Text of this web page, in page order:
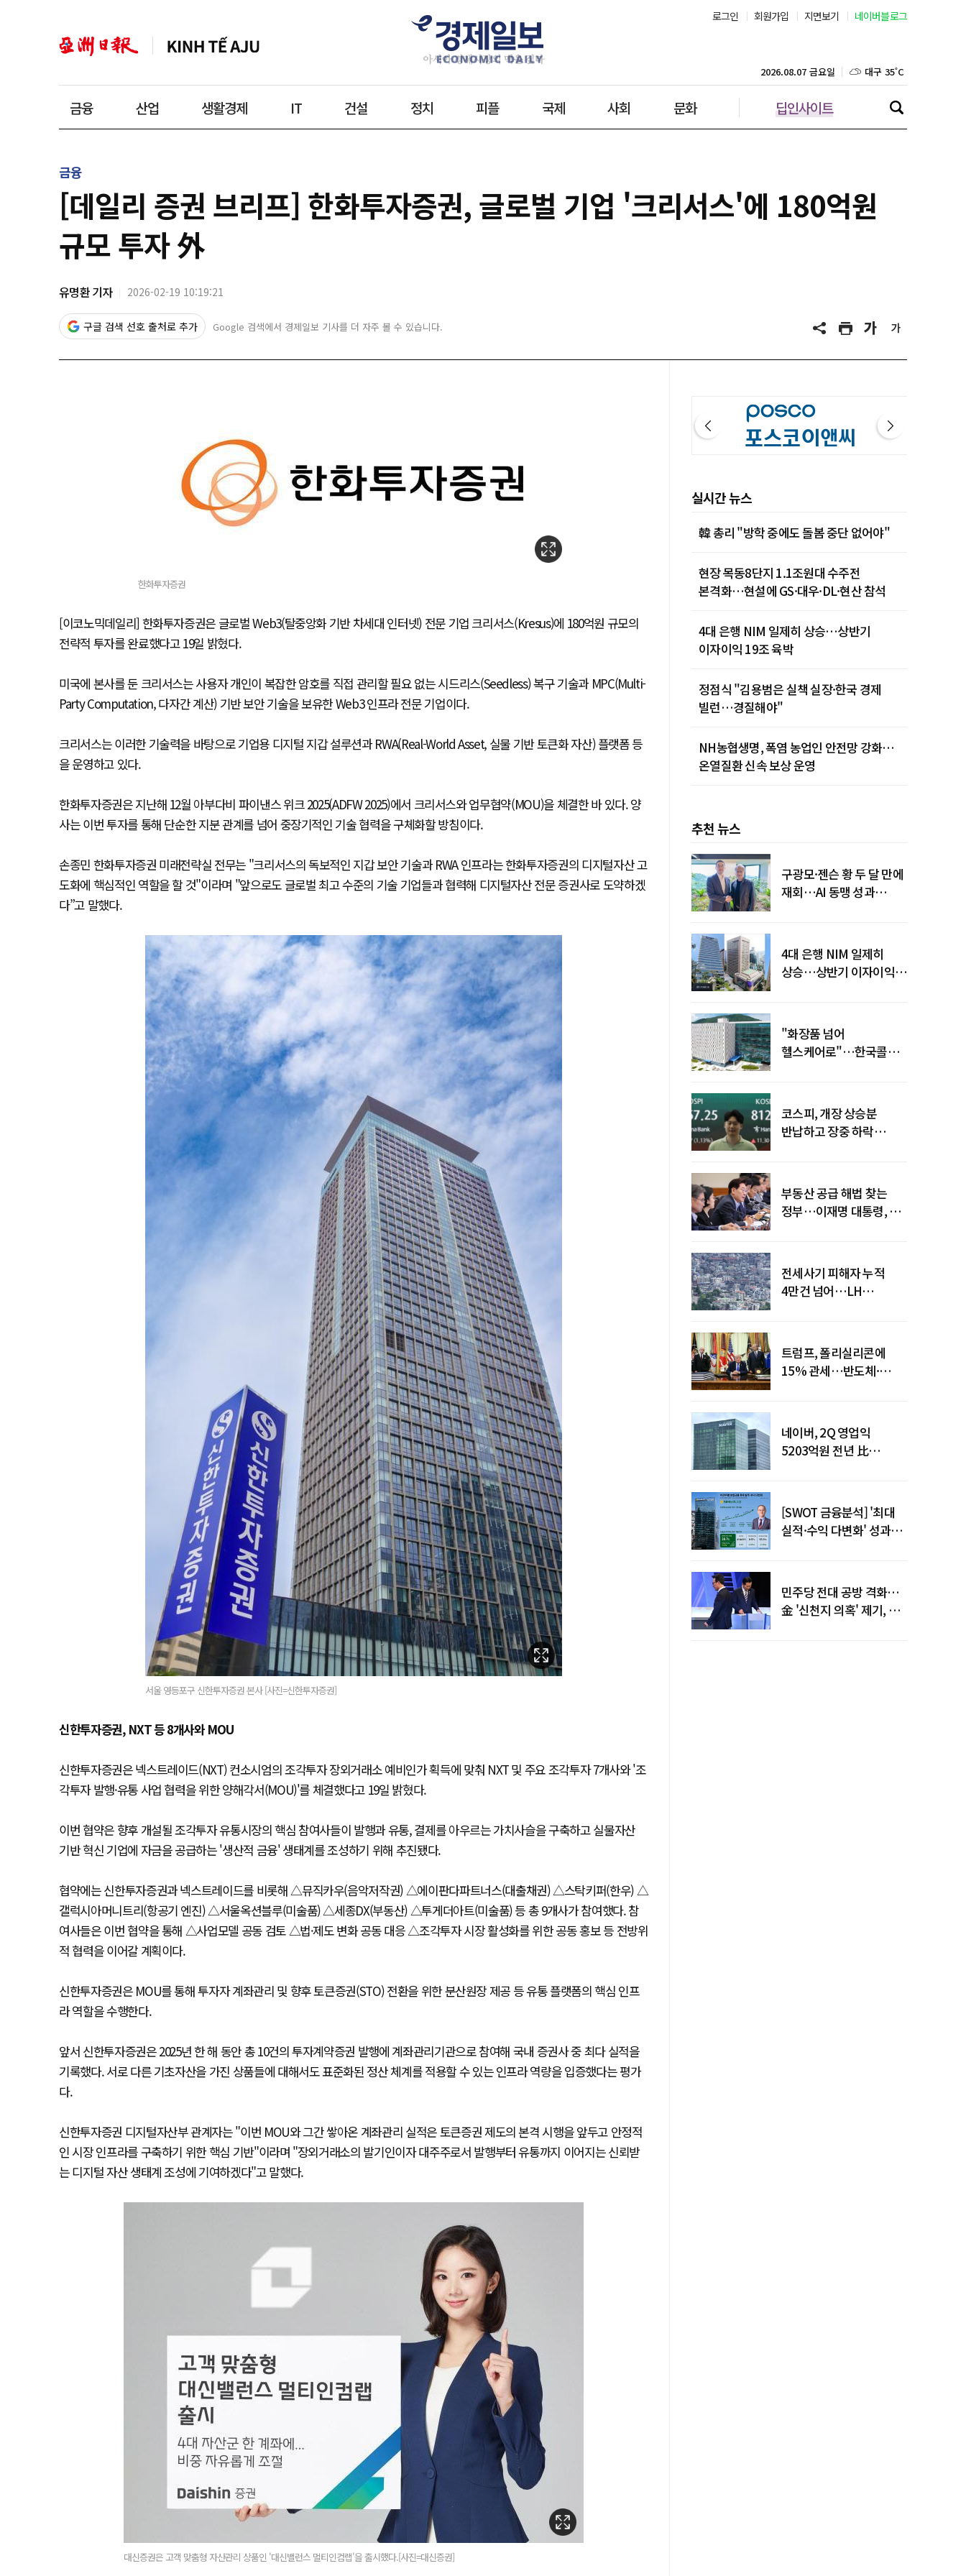
로그인 회원가입 지면보기 네이버블로그
금융 산업 생활경제 IT 건설 정치 피플 국제 사회 문화 딥인사이트
2026.08.07 금요일 대구 35˚C
인천 32˚C
울산 31˚C
금융
[데일리 증권 브리프] 한화투자증권, 글로벌 기업 '크리서스'에 180억원
규모 투자 外
유명환 기자 2026-02-19 10:19:21
구글 검색 선호 출처로 추가 Google 검색에서 경제일보 기사를 더 자주 볼 수 있습니다.
한화투자증권
[이코노믹데일리] 한화투자증권은 글로벌 Web3(탈중앙화 기반 차세대 인터넷) 전문 기업 크리서스(Kresus)에 180억원 규모의
전략적 투자를 완료했다고 19일 밝혔다.
미국에 본사를 둔 크리서스는 사용자 개인이 복잡한 암호를 직접 관리할 필요 없는 시드리스(Seedless) 복구 기술과 MPC(Multi-
Party Computation, 다자간 계산) 기반 보안 기술을 보유한 Web3 인프라 전문 기업이다.
크리서스는 이러한 기술력을 바탕으로 기업용 디지털 지갑 설루션과 RWA(Real-World Asset, 실물 기반 토큰화 자산) 플랫폼 등
을 운영하고 있다.
한화투자증권은 지난해 12월 아부다비 파이낸스 위크 2025(ADFW 2025)에서 크리서스와 업무협약(MOU)을 체결한 바 있다. 양
사는 이번 투자를 통해 단순한 지분 관계를 넘어 중장기적인 기술 협력을 구체화할 방침이다.
손종민 한화투자증권 미래전략실 전무는 "크리서스의 독보적인 지갑 보안 기술과 RWA 인프라는 한화투자증권의 디지털자산 고
도화에 핵심적인 역할을 할 것"이라며 "앞으로도 글로벌 최고 수준의 기술 기업들과 협력해 디지털자산 전문 증권사로 도약하겠
다”고 말했다.
서울 영등포구 신한투자증권 본사 [사진=신한투자증권]
신한투자증권, NXT 등 8개사와 MOU
신한투자증권은 넥스트레이드(NXT) 컨소시엄의 조각투자 장외거래소 예비인가 획득에 맞춰 NXT 및 주요 조각투자 7개사와 '조
각투자 발행·유통 사업 협력을 위한 양해각서(MOU)'를 체결했다고 19일 밝혔다.
이번 협약은 향후 개설될 조각투자 유통시장의 핵심 참여사들이 발행과 유통, 결제를 아우르는 가치사슬을 구축하고 실물자산
기반 혁신 기업에 자금을 공급하는 '생산적 금융' 생태계를 조성하기 위해 추진됐다.
협약에는 신한투자증권과 넥스트레이드를 비롯해 △뮤직카우(음악저작권) △에이판다파트너스(대출채권) △스탁키퍼(한우) △
갤럭시아머니트리(항공기 엔진) △서울옥션블루(미술품) △세종DX(부동산) △투게더아트(미술품) 등 총 9개사가 참여했다. 참
여사들은 이번 협약을 통해 △사업모델 공동 검토 △법·제도 변화 공동 대응 △조각투자 시장 활성화를 위한 공동 홍보 등 전방위
적 협력을 이어갈 계획이다.
신한투자증권은 MOU를 통해 투자자 계좌관리 및 향후 토큰증권(STO) 전환을 위한 분산원장 제공 등 유통 플랫폼의 핵심 인프
라 역할을 수행한다.
앞서 신한투자증권은 2025년 한 해 동안 총 10건의 투자계약증권 발행에 계좌관리기관으로 참여해 국내 증권사 중 최다 실적을
기록했다. 서로 다른 기초자산을 가진 상품들에 대해서도 표준화된 정산 체계를 적용할 수 있는 인프라 역량을 입증했다는 평가
다.
신한투자증권 디지털자산부 관계자는 "이번 MOU와 그간 쌓아온 계좌관리 실적은 토큰증권 제도의 본격 시행을 앞두고 안정적
인 시장 인프라를 구축하기 위한 핵심 기반"이라며 "장외거래소의 발기인이자 대주주로서 발행부터 유통까지 이어지는 신뢰받
는 디지털 자산 생태계 조성에 기여하겠다"고 말했다.
대신증권은 고객 맞춤형 자산관리 상품인 '대신밸런스 멀티인컴랩'을 출시했다.[사진=대신증권]
실시간 뉴스
韓 총리 "방학 중에도 돌봄 중단 없어야"
현장 목동8단지 1.1조원대 수주전
본격화…현설에 GS·대우·DL·현산 참석
4대 은행 NIM 일제히 상승…상반기
이자이익 19조 육박
정점식 "김용범은 실책 실장·한국 경제
빌런…경질해야"
NH농협생명, 폭염 농업인 안전망 강화…
온열질환 신속 보상 운영
추천 뉴스
구광모·젠슨 황 두 달 만에
재회…AI 동맹 성과
4대 은행 NIM 일제히
상승…상반기 이자이익
"화장품 넘어
헬스케어로"…한국콜마,
코스피, 개장 상승분
반납하고 장중 하락
부동산 공급 해법 찾는
정부…이재명 대통령, 2차
전세사기 피해자 누적
4만건 넘어…LH
트럼프, 폴리실리콘에
15% 관세…반도체·
네이버, 2Q 영업익
5203억원 전년 比
[SWOT 금융분석] '최대
실적·수익 다변화' 성과…
민주당 전대 공방 격화…
金 '신천지 의혹' 제기, 鄭